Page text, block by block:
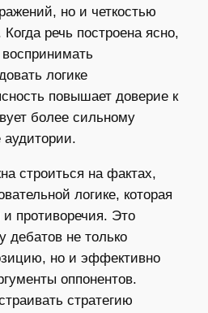
но и четкостью
речь построена ясно,
логике
повышает доверие к
более сильному
строиться на фактах,
логике, которая
противоречия. Это
дебатов не только
но и эффективно
оппонентов.
стратегию